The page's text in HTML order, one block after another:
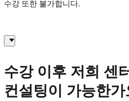
수강 또한 불가합니다.
수강 이후 저희 센
컨설팅이 가능한가